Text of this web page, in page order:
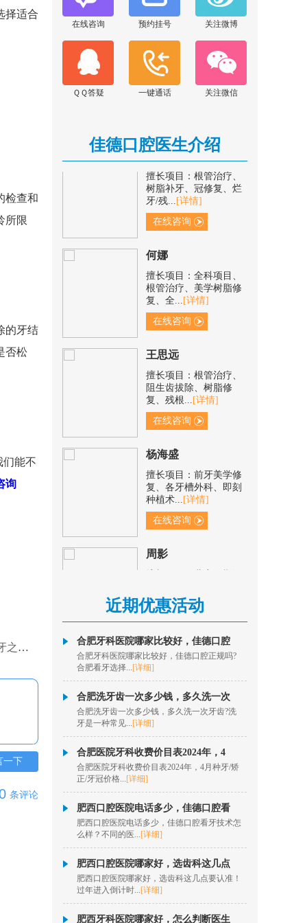
择适合
检查和
所限
的牙结
否松
们能不
询
？
一下
条评论
在线咨询 预约挂号 关注微博
ＱＱ答疑 一键通话 关注微信
佳德口腔医生介绍
在线咨询
张晓云
擅长项目：显微根管治
疗、前后牙美学修复、
阻生牙...
[详情]
范青青
擅长项目：根管治疗、
树脂补牙、冠修复、烂
牙/残...[详情]
在线咨询
擅长项目：全科项目、
根管治疗、美学树脂修
复、全...[详情]
在线咨询
擅长项目：根管治疗、
阻生齿拔除、树脂修
复、残根...[详情]
在线咨询
擅长项目：前牙美学修
复、各牙槽外科、即刻
种植术...[详情]
在线咨询
擅长项目：儿童早期矫
正、成人固定矫正、隐
在线咨询
杨瑞
擅长项目：口腔内根管
治疗、牙髓牙体治疗、
在线咨询
秦历
擅长项目：半口、全口
数字化种植、即拔即
种、疑难...
在线咨询
欧阳昌
擅长项目：数字化隐形
正畸、牙齿美学正畸、
固定矫...[详情]
在线咨询
近期优惠活动
合肥牙科医院哪家比较好，佳德口腔
合肥牙科医院哪家比较好，佳德口腔正规吗?
合肥看牙选择...[详细]
合肥洗牙齿一次多少钱，多久洗一次
合肥洗牙齿一次多少钱，多久洗一次牙齿?洗
牙是一种常见...[详细]
合肥医院牙科收费价目表2024年，4
合肥医院牙科收费价目表2024年，4月种牙/矫
正/牙冠价格...[详细]
肥西口腔医院电话多少，佳德口腔看
肥西口腔医院电话多少，佳德口腔看牙技术怎
么样？不同的医...[详细]
肥西口腔医院哪家好，选齿科这几点
肥西口腔医院哪家好，选齿科这几点要认准！
过年进入倒计时...[详细]
肥西牙科医院哪家好，怎么判断医生